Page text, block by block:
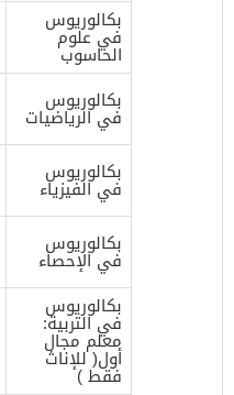
بكالوريوس
في علوم
الحاسوب
بكالوريوس
في الرياضيات
بكالوريوس
في الفيزياء
بكالوريوس
في الإحصاء
بكالوريوس
في التربية:
معلم مجال
أول( للإناث
فقط )